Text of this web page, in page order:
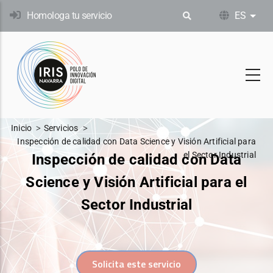
Pasar
contenido
principal
Homologa tu servicio ES
Inspección de calidad con Data
Science y Visión Artificial para el
Sector Industrial
Solicita este servicio
Inicio
Servicios
Inspección de calidad con Data Science y Visión Artificial para
el Sector Industrial